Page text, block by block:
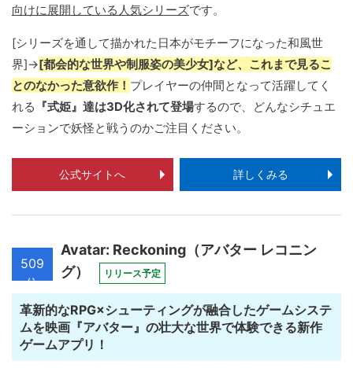
向けに展開している人気シリーズです。
[シリーズを通して描かれた日本がモチーフになった和風世
界]→[都会的な世界や制服姿の美少女]など、これまで見るこ
とのなかった意欲作！ プレイヤーの仲間となって活躍してく
れる 『式姫』達は3D化されて登場するので、どんなシチュエ
ーションで妖怪と戦うのかご注目ください。
公式サイトへ 詳しくみる
509
位
Avatar: Reckoning（アバター レコニン
グ）
リリース予定
革新的なRPG×シューティングが融合したゲームシステ
ムを映画『アバター』の壮大な世界で体験できる新作
ゲームアプリ！